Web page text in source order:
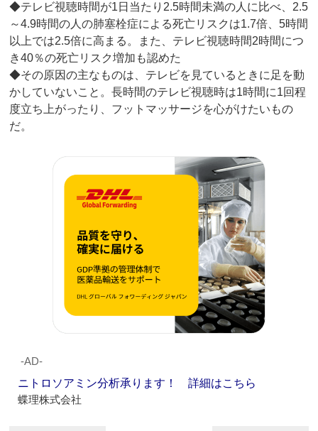
◆テレビ視聴時間が1日当たり2.5時間未満の人に比べ、2.5
～4.9時間の人の肺塞栓症による死亡リスクは1.7倍、5時間
以上では2.5倍に高まる。また、テレビ視聴時間2時間につ
き40％の死亡リスク増加も認めた
◆その原因の主なものは、テレビを見ているときに足を動
かしていないこと。長時間のテレビ視聴時は1時間に1回程
度立ち上がったり、フットマッサージを心がけたいもの
だ。
‐AD‐
ニトロソアミン分析承ります！ 詳細はこちら
蝶理株式会社